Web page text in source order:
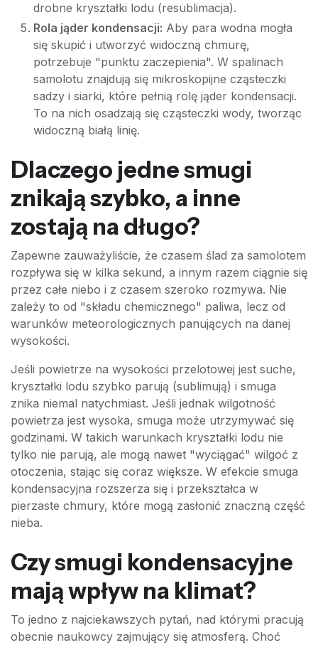
drobne kryształki lodu (resublimacja).
Rola jąder kondensacji: Aby para wodna mogła
się skupić i utworzyć widoczną chmurę,
potrzebuje "punktu zaczepienia". W spalinach
samolotu znajdują się mikroskopijne cząsteczki
sadzy i siarki, które pełnią rolę jąder kondensacji.
To na nich osadzają się cząsteczki wody, tworząc
widoczną białą linię.
Dlaczego jedne smugi
znikają szybko, a inne
zostają na długo?
Zapewne zauważyliście, że czasem ślad za samolotem
rozpływa się w kilka sekund, a innym razem ciągnie się
przez całe niebo i z czasem szeroko rozmywa. Nie
zależy to od "składu chemicznego" paliwa, lecz od
warunków meteorologicznych panujących na danej
wysokości.
Jeśli powietrze na wysokości przelotowej jest suche,
kryształki lodu szybko parują (sublimują) i smuga
znika niemal natychmiast. Jeśli jednak wilgotność
powietrza jest wysoka, smuga może utrzymywać się
godzinami. W takich warunkach kryształki lodu nie
tylko nie parują, ale mogą nawet "wyciągać" wilgoć z
otoczenia, stając się coraz większe. W efekcie smuga
kondensacyjna rozszerza się i przekształca w
pierzaste chmury, które mogą zasłonić znaczną część
nieba.
Czy smugi kondensacyjne
mają wpływ na klimat?
To jedno z najciekawszych pytań, nad którymi pracują
obecnie naukowcy zajmujący się atmosferą. Choć